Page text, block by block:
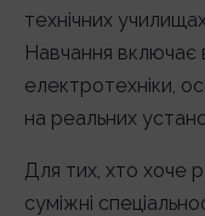
технічних
Навчання включає
електротехніки,
на реальних
Для тих, хто хоче
суміжні